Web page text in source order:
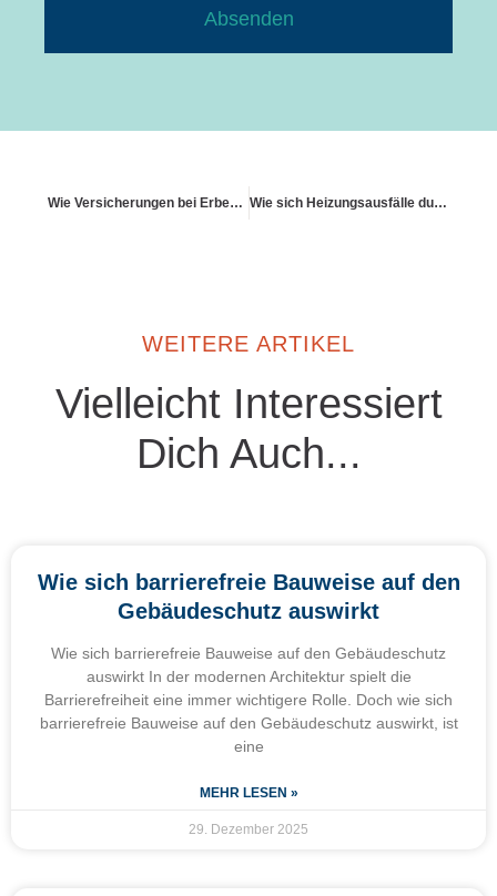
Absenden
Wie Versicherungen bei Erbengemeinschaften geregelt sind Wie sich Heizungsausfälle durch Strommangel absichern lassen
WEITERE ARTIKEL
Vielleicht Interessiert
Dich Auch...
Wie sich barrierefreie Bauweise auf den
Gebäudeschutz auswirkt
Wie sich barrierefreie Bauweise auf den Gebäudeschutz
auswirkt In der modernen Architektur spielt die
Barrierefreiheit eine immer wichtigere Rolle. Doch wie sich
barrierefreie Bauweise auf den Gebäudeschutz auswirkt, ist
eine
MEHR LESEN »
29. Dezember 2025